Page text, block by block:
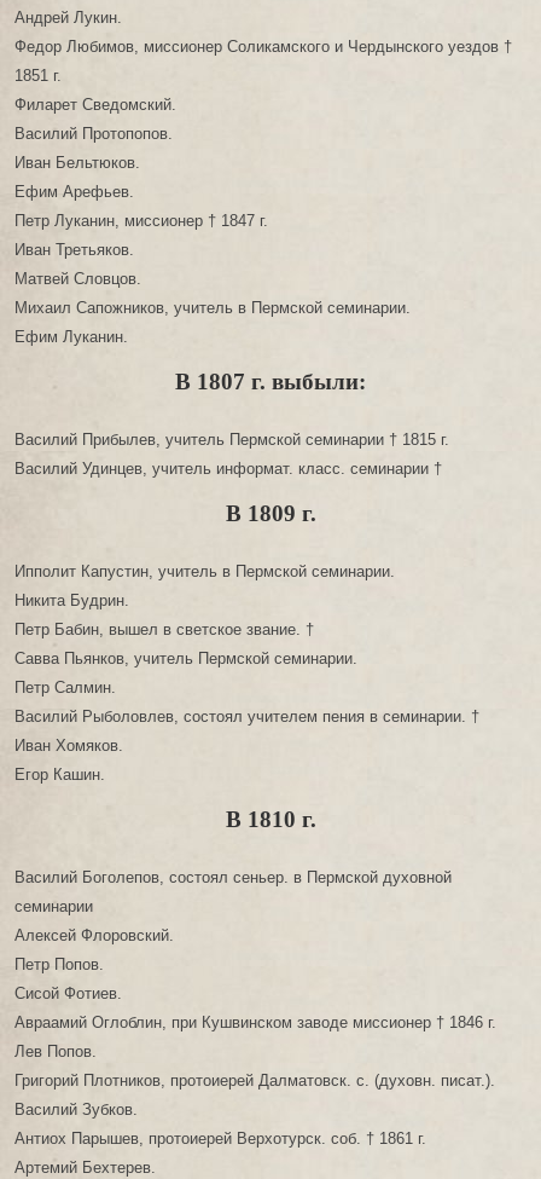
Андрей Лукин.
Федор Любимов, миссионер Соликамского и Чердынского уездов †
1851 г.
Филарет Сведомский.
Василий Протопопов.
Иван Бельтюков.
Ефим Арефьев.
Петр Луканин, миссионер † 1847 г.
Иван Третьяков.
Матвей Словцов.
Михаил Сапожников, учитель в Пермской семинарии.
Ефим Луканин.
В 1807 г. выбыли:
Василий Прибылев, учитель Пермской семинарии † 1815 г.
Василий Удинцев, учитель информат. класс. семинарии †
В 1809 г.
Ипполит Капустин, учитель в Пермской семинарии.
Никита Будрин.
Петр Бабин, вышел в светское звание. †
Савва Пьянков, учитель Пермской семинарии.
Петр Салмин.
Василий Рыболовлев, состоял учителем пения в семинарии. †
Иван Хомяков.
Егор Кашин.
В 1810 г.
Василий Боголепов, состоял сеньер. в Пермской духовной
семинарии
Алексей Флоровский.
Петр Попов.
Сисой Фотиев.
Авраамий Оглоблин, при Кушвинском заводе миссионер † 1846 г.
Лев Попов.
Григорий Плотников, протоиерей Далматовск. с. (духовн. писат.).
Василий Зубков.
Антиох Парышев, протоиерей Верхотурск. соб. † 1861 г.
Артемий Бехтерев.